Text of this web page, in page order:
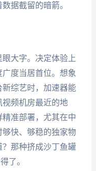
据截留的暗箭。
大字。决定体验上
度当居首位。想象
综艺时，加速器能
频机房最近的地
准部署，尤其在中
快、够稳的独家物
那种挤成沙丁鱼罐
了。